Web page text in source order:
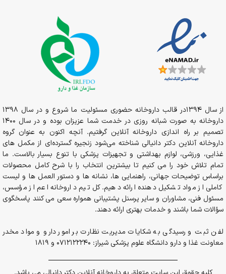
از سال 1394در قالب داروخانه حضوری مسئولیت ما شروع و در سال 1398
داروخانه به صورت شبانه روزی در خدمت شما عزیزان بوده و در سال 1400
تصمیم بر راه اندازی داروخانه آنلاین گرفتیم. آنچه اکنون به عنوان گروه
داروخانه آنلاین دکتر دانیالی شناخته می‌شود زنجیره گسترده‌ای از مکمل های
غذایی، ورزشی، لوازم بهداشتی و تجهیزات پزشکی با تنوع بسیار بالاست. ما
تمام تلاش خود را می کنیم تا بیشترین انتخاب را با شرح کامل محصولات
براساس توضیحات جهانی، راهنمایی ها، نشانه ها و دستور العمل ها و لیست
کاملی از مواد تشکیل دهنده ارائه دهیم. کل تیم داروخانه اعم از مؤسس،
مسئول فنی، مشاوران و سایر پرسنل پشتیبانی همواره سعی می کنند پاسخگوی
سؤالات شما باشند و خدمات بهتری ارائه دهند.
لفن ثبت و رسیدگی به شکایات مدیریت نظارت بر امور دارو و مواد مخدر
معاونت غذا و دارو دانشگاه علوم پزشکی شیراز: 0712122240 و 1819